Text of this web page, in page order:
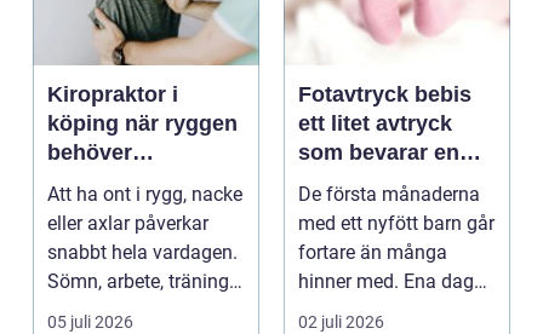
Kiropraktor i
köping när ryggen
behöver
professionell hjälp
Att ha ont i rygg, nacke
eller axlar påverkar
snabbt hela vardagen.
Sömn, arbete, träning
och humör ...
05 juli 2026
Fotavtryck bebis
ett litet avtryck
som bevarar en
stor stund
De första månaderna
med ett nyfött barn går
fortare än många
hinner med. Ena dagen
ryms hela foten i...
02 juli 2026